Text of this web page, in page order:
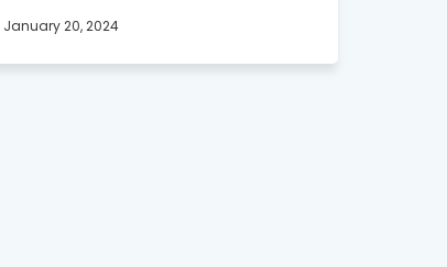
January 20, 2024